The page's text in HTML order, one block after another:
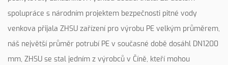
spolupráce s národním projektem bezpečnosti pitné vody
venkova přijala ZHSU zařízení pro výrobu PE velkým průměrem,
náš největší průměr potrubí PE v současné době dosáhl DN1200
mm, ZHSU se stal jedním z výrobců v Číně, kteří mohou